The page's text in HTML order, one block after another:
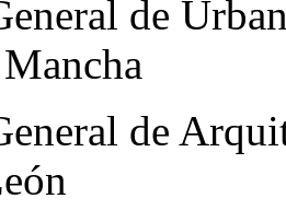
de
de